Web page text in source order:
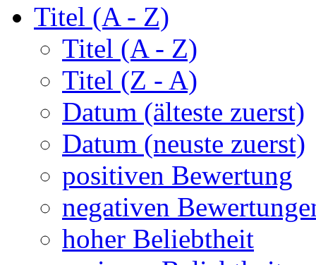
Titel (A - Z)
Titel (A - Z)
Titel (Z - A)
Datum (älteste zuerst)
Datum (neuste zuerst)
positiven Bewertung
negativen
hoher Beliebtheit